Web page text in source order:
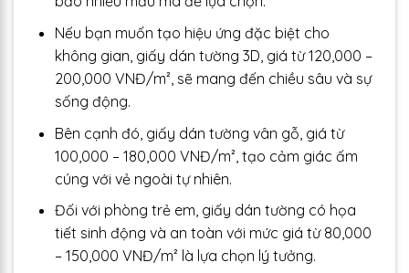
Nếu bạn muốn tạo hiệu ứng đặc biệt cho
không gian, giấy dán tường 3D, giá từ 120,000 –
200,000 VNĐ/m², sẽ mang đến chiều sâu và sự
sống động.
Bên cạnh đó, giấy dán tường vân gỗ, giá từ
100,000 – 180,000 VNĐ/m², tạo cảm giác ấm
cúng với vẻ ngoài tự nhiên.
Đối với phòng trẻ em, giấy dán tường có họa
tiết sinh động và an toàn với mức giá từ 80,000
– 150,000 VNĐ/m² là lựa chọn lý tưởng.